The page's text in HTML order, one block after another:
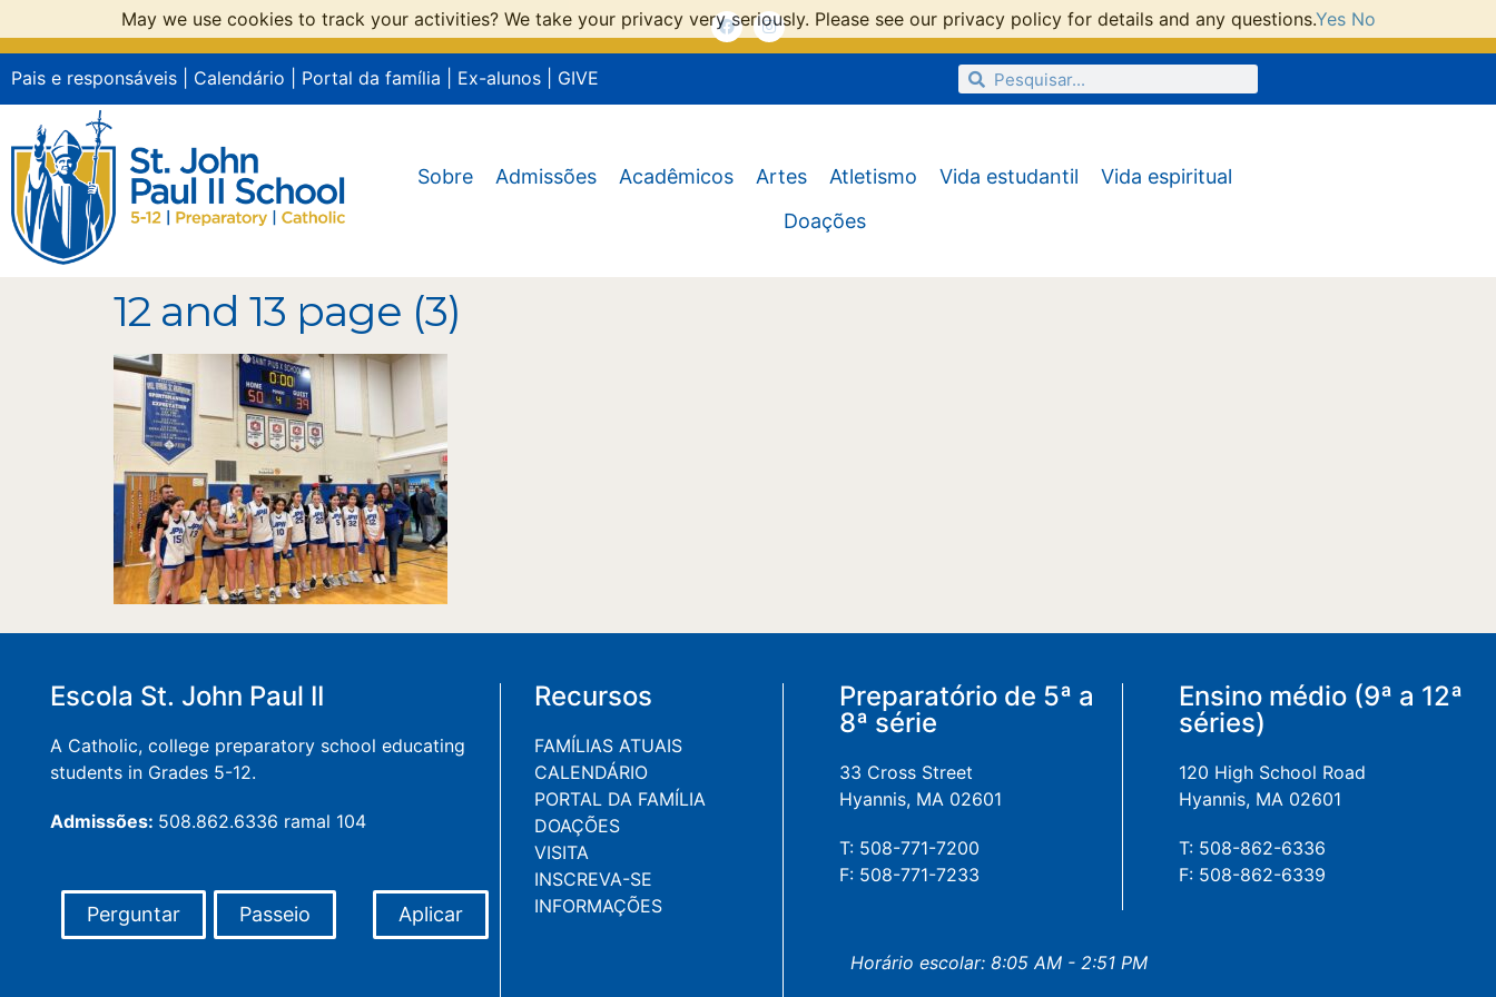
Pais e responsáveis Calendário Portal da família Ex-alunos GIVE
Sobre Admissões Acadêmicos Artes Atletismo Vida estudantil
Vida espiritual
Doações
12 and 13 page (3)
Escola St. John Paul II
A Catholic, college preparatory school educating
students in Grades 5-12.
Admissões: 508.862.6336 ramal 104
Perguntar Passeio Aplicar
Recursos
FAMÍLIAS ATUAIS
CALENDÁRIO
PORTAL DA FAMÍLIA
DOAÇÕES
VISITA
INSCREVA-SE
INFORMAÇÕES
Preparatório de 5ª a
8ª série
33 Cross Street
Hyannis, MA 02601
T: 508-771-7200
F: 508-771-7233
Ensino médio (9ª a 12ª
séries)
120 High School Road
Hyannis, MA 02601
T: 508-862-6336
F: 508-862-6339
Horário escolar: 8:05 AM - 2:51 PM
May we use cookies to track your activities? We take your privacy very seriously. Please see our privacy policy for details and any questions.Yes No